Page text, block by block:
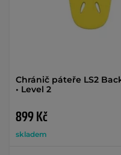
Chránič páteře LS2
• Level 2
899 Kč
skladem